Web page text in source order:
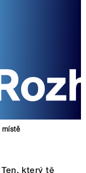
místě
který tě